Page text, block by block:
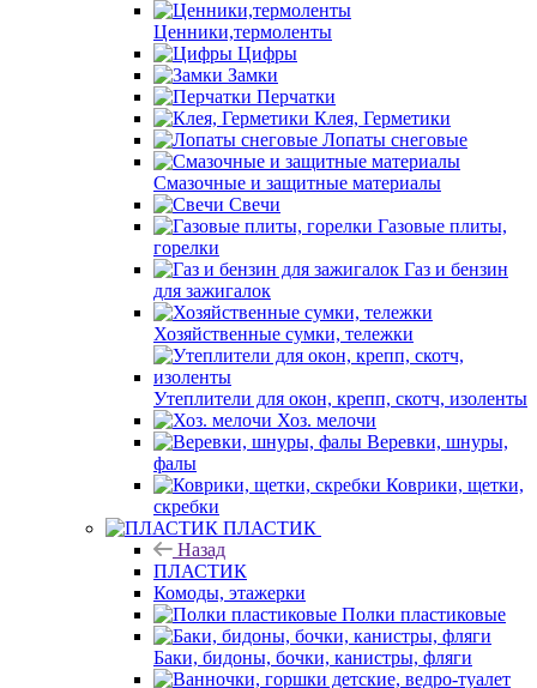
Ценники,термоленты
Цифры
Замки
Перчатки
Клея, Герметики
Лопаты снеговые
Смазочные и защитные материалы
Свечи
Газовые плиты,
горелки
Газ и бензин
для зажигалок
Хозяйственные сумки, тележки
Утеплители для окон, крепп, скотч, изоленты
Хоз. мелочи
Веревки, шнуры,
фалы
Коврики, щетки,
скребки
ПЛАСТИК
Назад
ПЛАСТИК
Комоды, этажерки
Полки пластиковые
Баки, бидоны, бочки, канистры, фляги